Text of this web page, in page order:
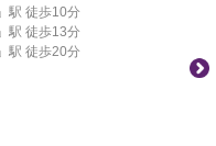
」駅 徒歩10分
」駅 徒歩13分
」駅 徒歩20分